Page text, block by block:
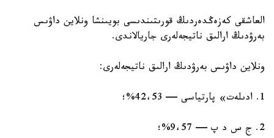
العاشقى كەزەڭدەردىڭ قورىتىندىسى بويىنشا ونلاين داۋىس
بەرۋدىڭ ارالىق ناتيجەلەرى جاريالاندى.
ونلاين داۋىس بەرۋدىڭ ارالىق ناتيجەلەرى:
1. ادىلەت» پارتياسى — 42،53%؛
2. ج س د پ — 9،57%؛